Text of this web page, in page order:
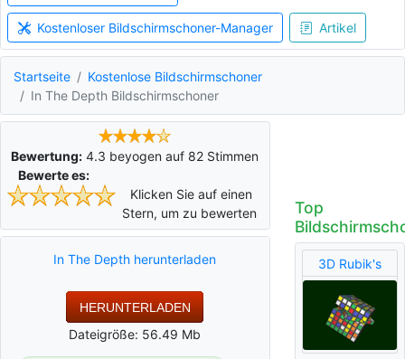
Kostenloser Bildschirmschoner-Manager Artikel
Startseite
Kostenlose Bildschirmschoner
In The Depth Bildschirmschoner
Bewertung: 4.3 beyogen auf 82 Stimmen
Bewerte es:
Klicken Sie auf einen
Stern, um zu bewerten
In The Depth herunterladen
HERUNTERLADEN
Dateigröße: 56.49 Mb
Top
3D Rubik's